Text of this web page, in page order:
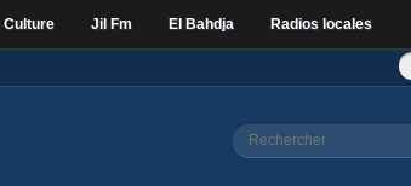
Culture Jil Fm El Bahdja Radios locales
Formulaire de
Rechercher